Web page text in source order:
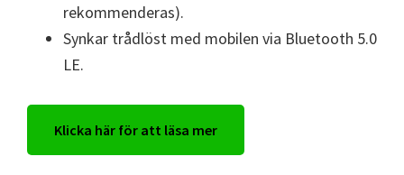
rekommenderas).
Synkar trådlöst med mobilen via Bluetooth 5.0
LE.
Klicka här för att läsa mer